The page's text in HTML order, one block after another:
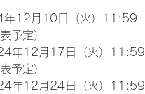
12月10日（火）11:59
予定）
年12月17日（火）11:59
予定）
年12月24日（火）11:59